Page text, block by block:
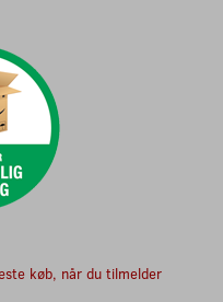
køb, når du tilmelder